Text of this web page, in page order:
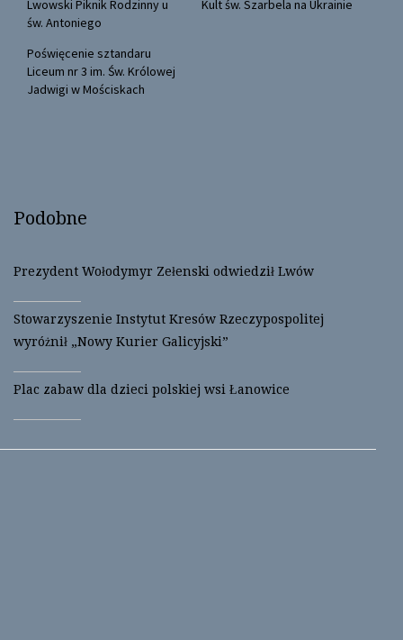
(
O
p
n
s
i
n
n
k
e
n
s
i
n
Lwowski Piknik Rodzinny u
św. Antoniego
Kult św. Szarbela na Ukrainie
Poświęcenie sztandaru
Liceum nr 3 im. Św. Królowej
Jadwigi w Mościskach
Podobne
Prezydent Wołodymyr Zełenski odwiedził Lwów
Stowarzyszenie Instytut Kresów Rzeczypospolitej
wyróżnił „Nowy Kurier Galicyjski”
Plac zabaw dla dzieci polskiej wsi Łanowice